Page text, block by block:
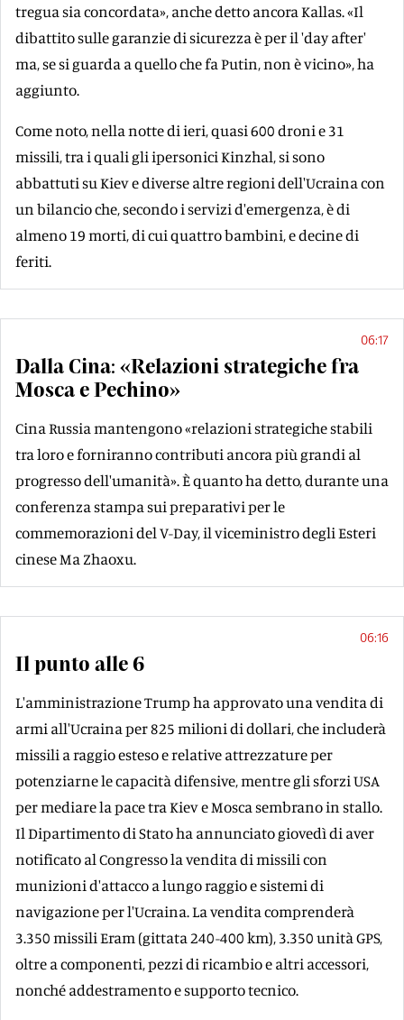
tregua sia concordata», anche detto ancora Kallas. «Il
dibattito sulle garanzie di sicurezza è per il 'day after'
ma, se si guarda a quello che fa Putin, non è vicino», ha
aggiunto.
Come noto, nella notte di ieri, quasi 600 droni e 31
missili, tra i quali gli ipersonici Kinzhal, si sono
abbattuti su Kiev e diverse altre regioni dell'Ucraina con
un bilancio che, secondo i servizi d'emergenza, è di
almeno 19 morti, di cui quattro bambini, e decine di
feriti.
06:17
Dalla Cina: «Relazioni strategiche fra
Mosca e Pechino»
Cina Russia mantengono «relazioni strategiche stabili
tra loro e forniranno contributi ancora più grandi al
progresso dell'umanità». È quanto ha detto, durante una
conferenza stampa sui preparativi per le
commemorazioni del V-Day, il viceministro degli Esteri
cinese Ma Zhaoxu.
06:16
Il punto alle 6
L'amministrazione Trump ha approvato una vendita di
armi all'Ucraina per 825 milioni di dollari, che includerà
missili a raggio esteso e relative attrezzature per
potenziarne le capacità difensive, mentre gli sforzi USA
per mediare la pace tra Kiev e Mosca sembrano in stallo.
Il Dipartimento di Stato ha annunciato giovedì di aver
notificato al Congresso la vendita di missili con
munizioni d'attacco a lungo raggio e sistemi di
navigazione per l'Ucraina. La vendita comprenderà
3.350 missili Eram (gittata 240-400 km), 3.350 unità GPS,
oltre a componenti, pezzi di ricambio e altri accessori,
nonché addestramento e supporto tecnico.